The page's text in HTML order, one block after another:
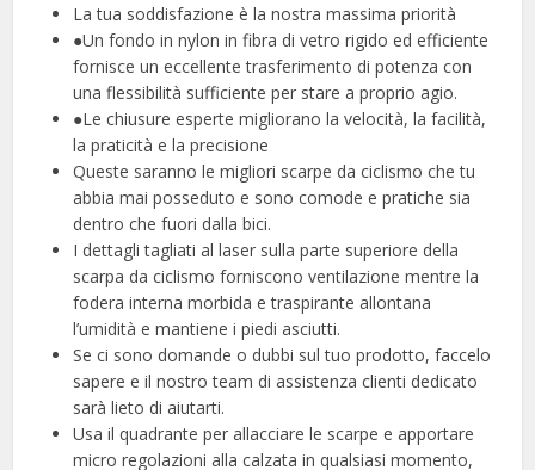
La tua soddisfazione è la nostra massima priorità
●Un fondo in nylon in fibra di vetro rigido ed efficiente
fornisce un eccellente trasferimento di potenza con
una flessibilità sufficiente per stare a proprio agio.
●Le chiusure esperte migliorano la velocità, la facilità,
la praticità e la precisione
Queste saranno le migliori scarpe da ciclismo che tu
abbia mai posseduto e sono comode e pratiche sia
dentro che fuori dalla bici.
I dettagli tagliati al laser sulla parte superiore della
scarpa da ciclismo forniscono ventilazione mentre la
fodera interna morbida e traspirante allontana
l’umidità e mantiene i piedi asciutti.
Se ci sono domande o dubbi sul tuo prodotto, faccelo
sapere e il nostro team di assistenza clienti dedicato
sarà lieto di aiutarti.
Usa il quadrante per allacciare le scarpe e apportare
micro regolazioni alla calzata in qualsiasi momento,